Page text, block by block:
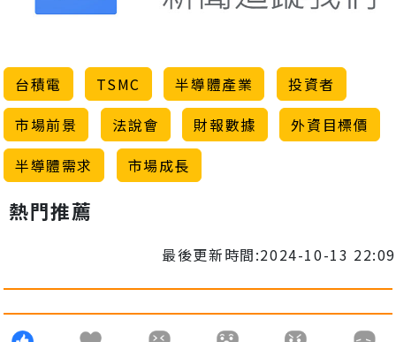
台積電 TSMC 半導體產業
投資者
市場前景
法說會 財報數據
外資目標價
半導體需求
市場成長
熱門推薦
最後更新時間:2024-10-13 22:09